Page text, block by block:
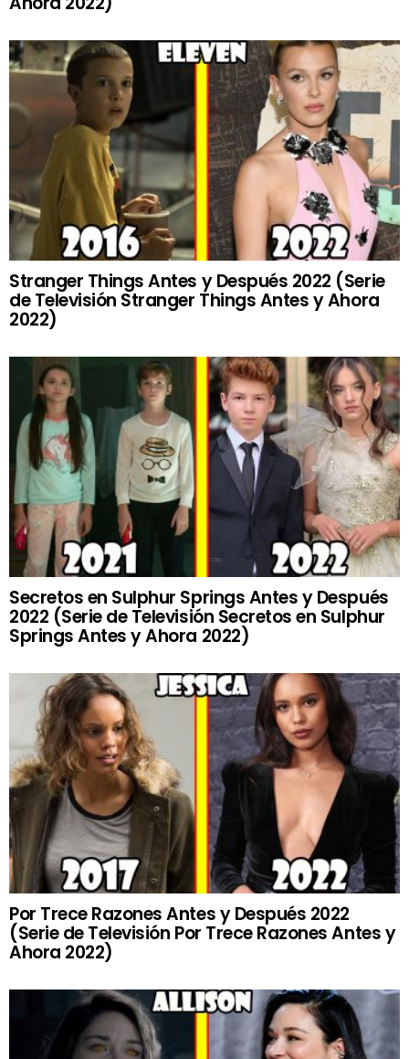
Stranger Things Antes y Después 2022 (Serie
de Televisión Stranger Things Antes y Ahora
2022)
Secretos en Sulphur Springs Antes y Después
2022 (Serie de Televisión Secretos en Sulphur
Springs Antes y Ahora 2022)
Por Trece Razones Antes y Después 2022
(Serie de Televisión Por Trece Razones Antes y
Ahora 2022)